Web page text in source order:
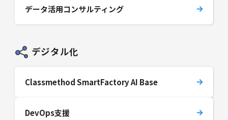
データ活用コンサルティング
デジタル化
Classmethod SmartFactory AI Base
DevOps支援